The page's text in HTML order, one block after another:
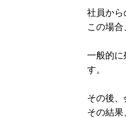
社員から
この場
一般的に
す。
その後、
その結